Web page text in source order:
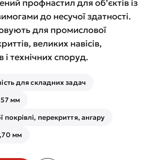
профнастил для об’єктів із
до несучої здатності.
для промислової
великих навісів,
і технічних споруд.
для складних задач
мм
перекриття, ангару
мм